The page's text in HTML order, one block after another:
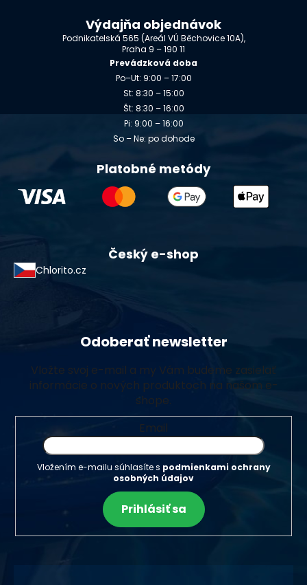
Výdajňa objednávok
Podnikatelská 565 (Areál VÚ Běchovice 10A),
Praha 9 – 190 11
Prevádzková doba
Po–Ut: 9:00 – 17:00
St: 8:30 – 15:00
Št: 8:30 – 16:00
Pi: 9:00 – 16:00
So – Ne: po dohode
Platobné metódy
Český e-shop
Chlorito.cz
Odoberať newsletter
Vložte svoj e-mail a my Vám budeme zasielať
informácie o nových produktoch na našom e-
shope.
Email
Vložením e-mailu súhlasíte s podmienkami ochrany
osobných údajov
Prihlásiť sa